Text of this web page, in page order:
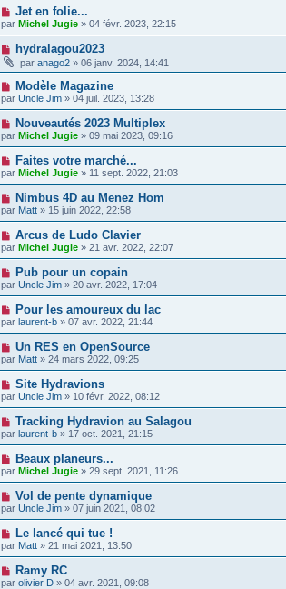
Jet en folie...
par Michel Jugie » 04 févr. 2023, 22:15
hydralagou2023
par anago2 » 06 janv. 2024, 14:41
Modèle Magazine
par Uncle Jim » 04 juil. 2023, 13:28
Nouveautés 2023 Multiplex
par Michel Jugie » 09 mai 2023, 09:16
Faites votre marché...
par Michel Jugie » 11 sept. 2022, 21:03
Nimbus 4D au Menez Hom
par Matt » 15 juin 2022, 22:58
Arcus de Ludo Clavier
par Michel Jugie » 21 avr. 2022, 22:07
Pub pour un copain
par Uncle Jim » 20 avr. 2022, 17:04
Pour les amoureux du lac
par laurent-b » 07 avr. 2022, 21:44
Un RES en OpenSource
par Matt » 24 mars 2022, 09:25
Site Hydravions
par Uncle Jim » 10 févr. 2022, 08:12
Tracking Hydravion au Salagou
par laurent-b » 17 oct. 2021, 21:15
Beaux planeurs...
par Michel Jugie » 29 sept. 2021, 11:26
Vol de pente dynamique
par Uncle Jim » 07 juin 2021, 08:02
Le lancé qui tue !
par Matt » 21 mai 2021, 13:50
Ramy RC
par olivier D » 04 avr. 2021, 09:08